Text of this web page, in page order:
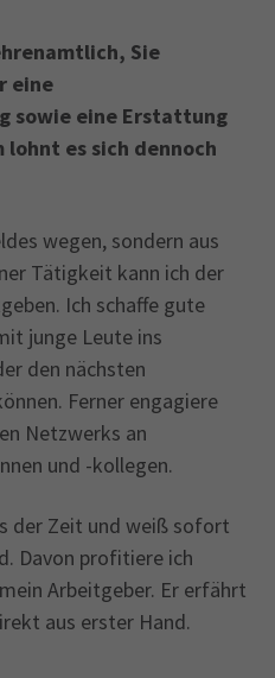
Sie
eine
sowie eine Erstattung
lohnt es sich dennoch
wegen, sondern aus
Tätigkeit kann ich der
Ich schaffe gute
junge Leute ins
den nächsten
Ferner engagiere
Netzwerks an
und -kollegen.
der Zeit und weiß sofort
Davon profitiere ich
Arbeitgeber. Er erfährt
aus erster Hand.